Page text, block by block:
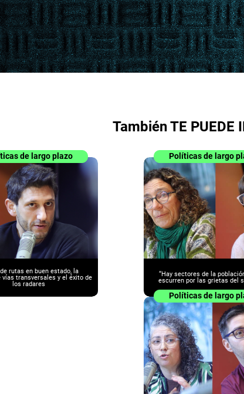
También TE PUEDE
de largo plazo
rutas en buen estado, la
vías transversales y el éxito de
los radares
Políticas de largo
“Hay sectores de la
escurren por las grietas del
Políticas de largo